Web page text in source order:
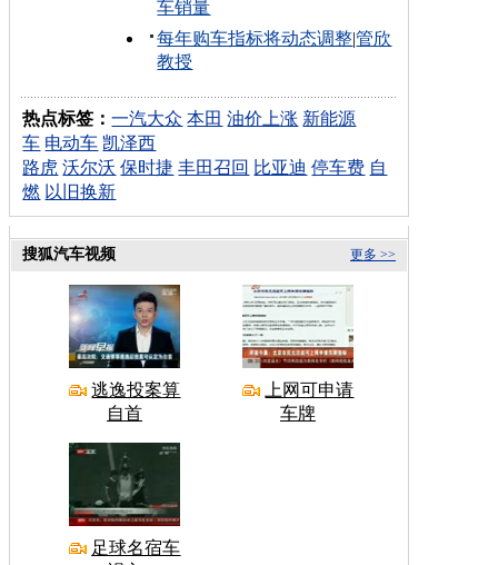
车销量
每年购车指标将动态调整|管欣
教授
热点标签：一汽大众 本田 油价上涨 新能源
车 电动车 凯泽西
路虎 沃尔沃 保时捷 丰田召回 比亚迪 停车费 自
燃 以旧换新
更多 >>
搜狐汽车视频
逃逸投案算
自首
上网可申请
车牌
足球名宿车